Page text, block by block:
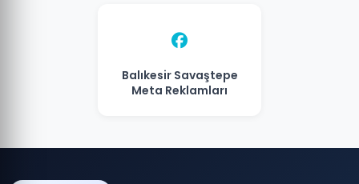
Balıkesir Savaştepe
Meta Reklamları